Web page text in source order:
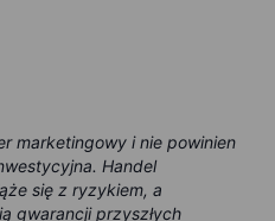
marketingowy i nie powinien
Handel
się z ryzykiem, a
gwarancji przyszłych